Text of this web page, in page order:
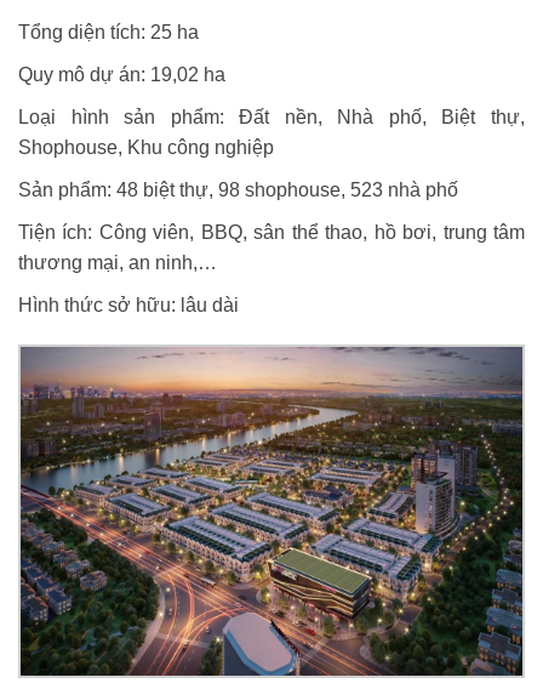
Tổng diện tích: 25 ha
Quy mô dự án: 19,02 ha
Loại hình sản phẩm: Đất nền, Nhà phố, Biệt thự,
Shophouse, Khu công nghiệp
Sản phẩm: 48 biệt thự, 98 shophouse, 523 nhà phố
Tiện ích: Công viên, BBQ, sân thể thao, hồ bơi, trung tâm
thương mại, an ninh,…
Hình thức sở hữu: lâu dài